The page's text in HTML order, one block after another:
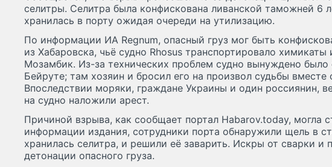
селитры. Селитра была конфискована ливанской таможней 6
хранилась в порту ожидая очереди на утилизацию.
По информации ИА Regnum, опасный груз мог быть
из Хабаровска, чьё судно Rhosus транспортировало химикаты
Мозамбик. Из-за технических проблем судно вынуждено было
Бейруте; там хозяин и бросил его на произвол судьбы вместе
Впоследствии моряки, граждане Украины и один россиянин,
на судно наложили арест.
Причиной взрыва, как сообщает портал Habarov.today, могла
информации издания, сотрудники порта обнаружили щель в
хранилась селитра, и решили её заварить. Искры от сварки и
детонации опасного груза.